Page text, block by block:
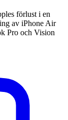
förlust i en
av iPhone Air
Pro och Vision